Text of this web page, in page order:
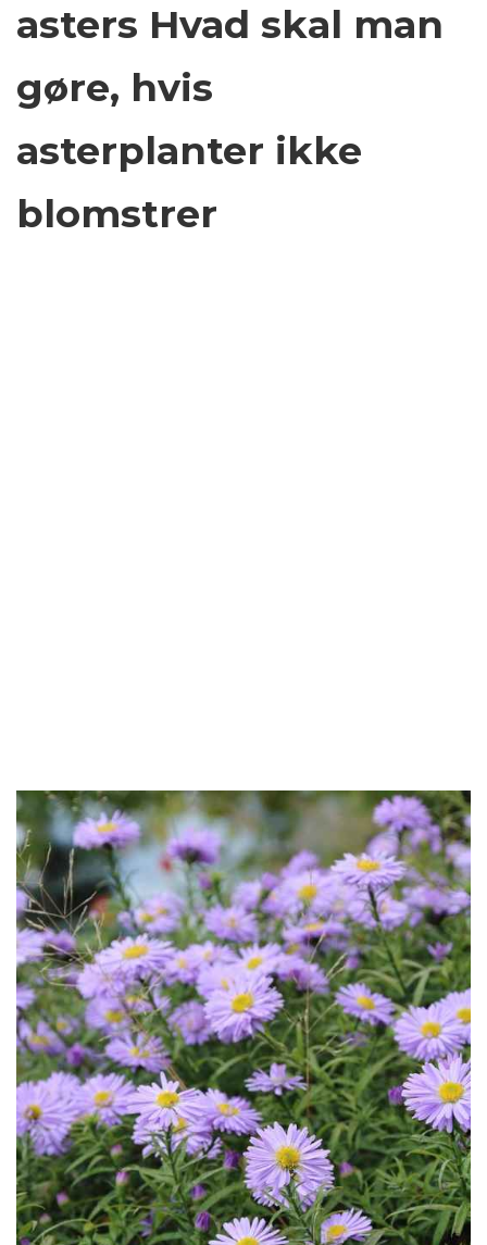
asters Hvad skal man
gøre, hvis
asterplanter ikke
blomstrer